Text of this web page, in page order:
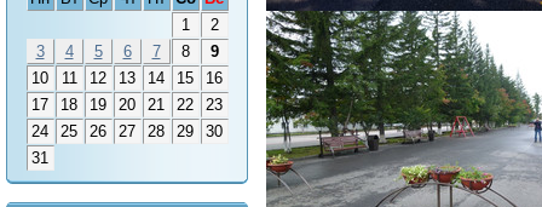
1
2
3
4 5 6 7 8
9
10
11 12 13 14 15
16
17
18 19 20 21 22
23
24
25 26 27 28 29
30
31